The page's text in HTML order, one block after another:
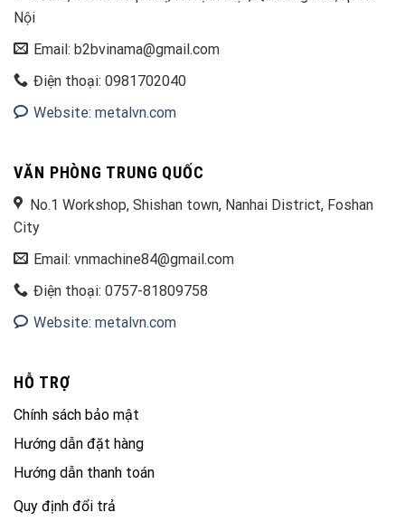
Nội
Email: b2bvinama@gmail.com
Điện thoại: 0981702040
Website: metalvn.com
VĂN PHÒNG TRUNG QUỐC
No.1 Workshop, Shishan town, Nanhai District, Foshan
City
Email: vnmachine84@gmail.com
Điện thoại: 0757-81809758
Website: metalvn.com
HỖ TRỢ
Chính sách bảo mật
Hướng dẫn đặt hàng
Hướng dẫn thanh toán
Quy định đổi trả